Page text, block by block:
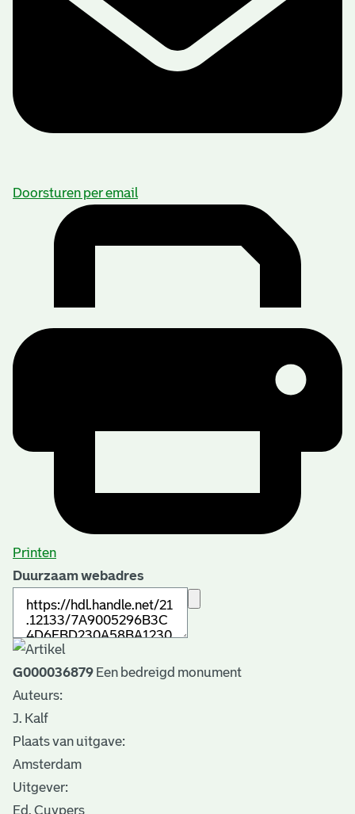
Doorsturen per email
Printen
Duurzaam webadres
G000036879 Een bedreigd monument
Auteurs:
J. Kalf
Plaats van uitgave:
Amsterdam
Uitgever:
Ed. Cuypers